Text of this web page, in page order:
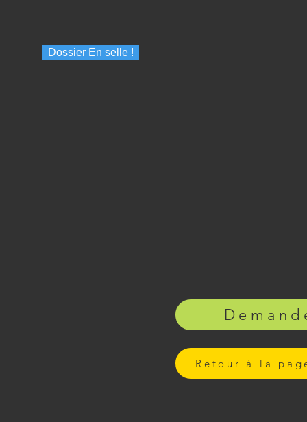
Dossier En selle !
Retour à la